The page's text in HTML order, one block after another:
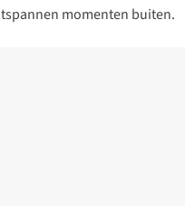
momenten buiten.